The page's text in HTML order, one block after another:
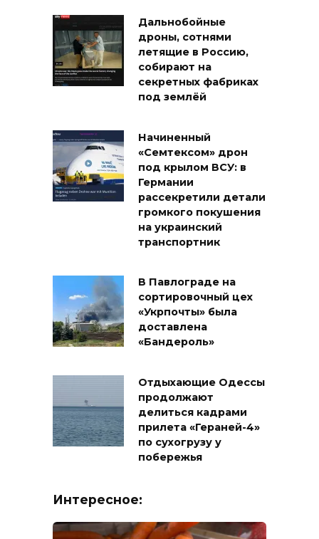
Дальнобойные
дроны, сотнями
летящие в Россию,
собирают на
секретных фабриках
под землёй
Начиненный
«Семтексом» дрон
под крылом ВСУ: в
Германии
рассекретили детали
громкого покушения
на украинский
транспортник
В Павлограде на
сортировочный цех
«Укрпочты» была
доставлена
«Бандероль»
Отдыхающие Одессы
продолжают
делиться кадрами
прилета «Гераней-4»
по сухогрузу у
побережья
Интересное: